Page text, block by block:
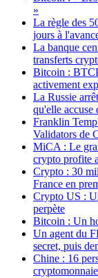
»
La règle des
jours à
La banque
transferts
Bitcoin :
activement
La Russie
qu'elle
Franklin
Validators de
MiCA : Le
crypto profite
Crypto : 30
France en
Crypto US :
perpète
Bitcoin : Un
Un agent du
secret, puis
Chine : 16